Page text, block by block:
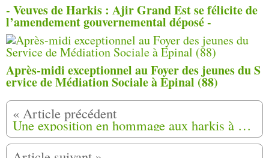
- Veuves de Harkis : Ajir Grand Est se félicite de
l’amendement gouvernemental déposé -
Après-midi exceptionnel au Foyer des jeunes du S
ervice de Médiation Sociale à Epinal (88)
Une exposition en hommage aux harkis à Cavaillon (84)